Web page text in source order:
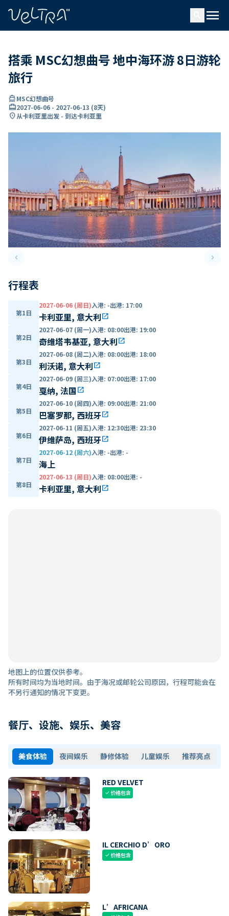
menu
搭乘 MSC幻想曲号 地中海环游 8日游轮
旅行
directions_boatMSC幻想曲号
card_travel2027-06-06 - 2027-06-13 (8天)
location_on从卡利亚里出发 - 到达卡利亚里
keyboard_arrow_leftPrevious slide keyboard_arrow_right
行程表
第1日
2027-06-06 (周日)入港: -出港: 17:00
卡利亚里, 意大利open_in_new
第2日
2027-06-07 (周一)入港: 08:00出港: 19:00
奇维塔韦基亚, 意大利open_in_new
第3日
2027-06-08 (周二)入港: 08:00出港: 18:00
利沃诺, 意大利open_in_new
第4日
2027-06-09 (周三)入港: 07:00出港: 17:00
戛纳, 法国open_in_new
第5日
2027-06-10 (周四)入港: 09:00出港: 21:00
巴塞罗那, 西班牙open_in_new
第6日
2027-06-11 (周五)入港: 12:30出港: 23:30
伊维萨岛, 西班牙open_in_new
第7日
2027-06-12 (周六)入港: -出港: -
海上
第8日
2027-06-13 (周日)入港: 08:00出港: -
卡利亚里, 意大利open_in_new
地图上的位置仅供参考。
所有时间均为当地时间。由于海况或邮轮公司原因，行程可能会在
不另行通知的情况下变更。
餐厅、设施、娱乐、美容
美食体验 夜间娱乐 静修体验 儿童娱乐 推荐亮点
RED VELVET
check价格包含
IL CERCHIO D’ORO
check价格包含
L’AFRICANA